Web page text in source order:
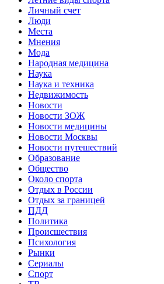
Личный счет
Люди
Места
Мнения
Мода
Народная медицина
Наука
Наука и техника
Недвижимость
Новости
Новости ЗОЖ
Новости медицины
Новости Москвы
Новости путешествий
Образование
Общество
Около спорта
Отдых в России
Отдых за границей
ПДД
Политика
Происшествия
Психология
Рынки
Сериалы
Спорт